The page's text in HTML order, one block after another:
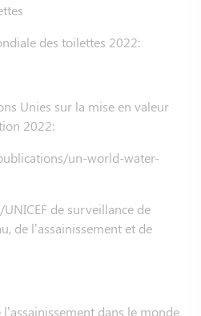
des toilettes 2022:
Unies sur la mise en valeur
2022:
un-world-water-
de surveillance de
de l’assainissement et de
dans le monde